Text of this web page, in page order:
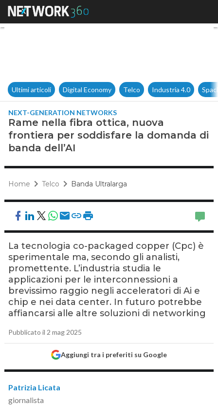
Rame nella fibra ottica,
Ultimi articoli Digital Economy Telco Industria 4.0
NEXT-GENERATION NETWORKS
Rame nella fibra ottica, nuova
frontiera per soddisfare la domanda di
banda dell’AI
Home Telco Banda Ultralarga
La tecnologia co-packaged copper (Cpc) è
sperimentale ma, secondo gli analisti,
promettente. L’industria studia le
applicazioni per le interconnessioni a
brevissimo raggio negli acceleratori di Ai e
chip e nei data center. In futuro potrebbe
affiancarsi alle altre soluzioni di networking
Pubblicato il 2 mag 2025
Aggiungi tra i preferiti su Google
Patrizia Licata
giornalista